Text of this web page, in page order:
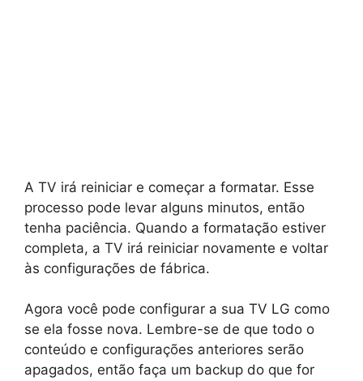
A TV irá reiniciar e começar a formatar. Esse
processo pode levar alguns minutos, então
tenha paciência. Quando a formatação estiver
completa, a TV irá reiniciar novamente e voltar
às configurações de fábrica.
Agora você pode configurar a sua TV LG como
se ela fosse nova. Lembre-se de que todo o
conteúdo e configurações anteriores serão
apagados, então faça um backup do que for